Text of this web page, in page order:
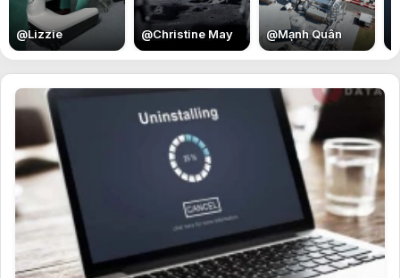
@Lizzie @Christine May @Mạnh Quân